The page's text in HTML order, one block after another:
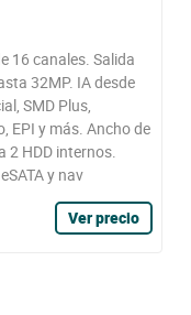
16 canales. Salida
32MP. IA desde
SMD Plus,
EPI y más. Ancho de
2 HDD internos.
y nav
Ver precio